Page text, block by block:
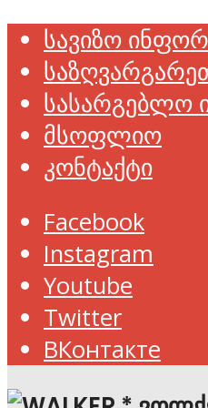
სავიზო
სასარგებლო
მსოფლიო
კონტაქტი
Facebook
Instagram
Youtube
Twitter
ВКонтакте